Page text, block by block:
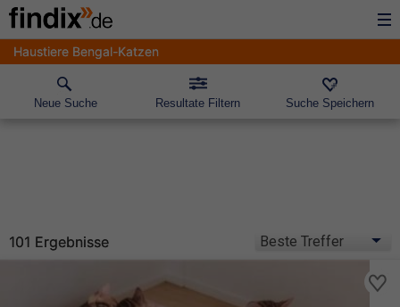
Haustiere Bengal-Katzen
Neue Suche Resultate Filtern Suche Speichern
101 Ergebnisse